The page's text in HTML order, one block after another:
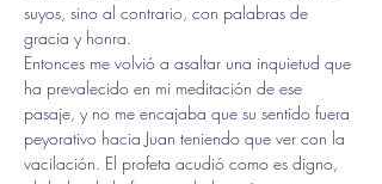
suyos, sino al contrario, con palabras de
gracia y honra.
Entonces me volvió a asaltar una inquietud que
ha prevalecido en mi meditación de ese
pasaje, y no me encajaba que su sentido fuera
peyorativo hacia Juan teniendo que ver con la
vacilación. El profeta acudió como es digno,